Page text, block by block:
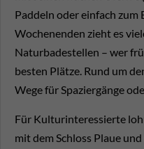
Paddeln oder einfach zum
Wochenenden zieht es
Naturbadestellen – wer
besten Plätze. Rund um
Wege für Spaziergänge
Für Kulturinteressierte
mit dem Schloss Plaue